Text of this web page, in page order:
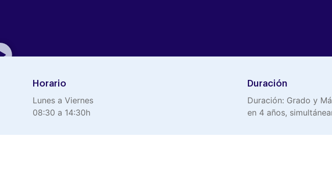
Horario
Lunes a Viernes
08:30 a 14:30h
Duración
Duración: Grado y
en 4 años,